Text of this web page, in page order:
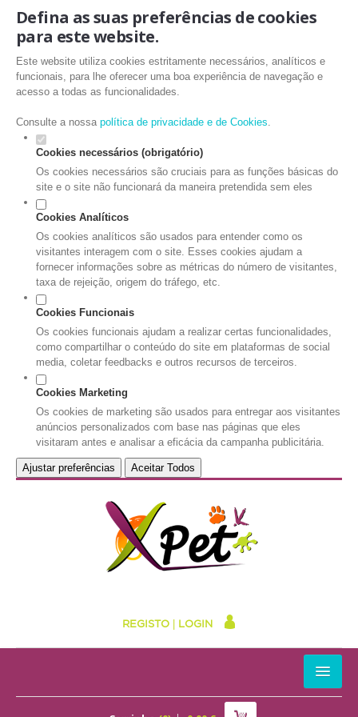
Defina as suas preferências de cookies
para este website.
Este website utiliza cookies estritamente necessários, analíticos e
funcionais, para lhe oferecer uma boa experiência de navegação e
acesso a todas as funcionalidades.
Consulte a nossa política de privacidade e de Cookies.
Cookies necessários (obrigatório)
Os cookies necessários são cruciais para as funções básicas do
site e o site não funcionará da maneira pretendida sem eles
Cookies Analíticos
Os cookies analíticos são usados para entender como os
visitantes interagem com o site. Esses cookies ajudam a
fornecer informações sobre as métricas do número de visitantes,
taxa de rejeição, origem do tráfego, etc.
Cookies Funcionais
Os cookies funcionais ajudam a realizar certas funcionalidades,
como compartilhar o conteúdo do site em plataformas de social
media, coletar feedbacks e outros recursos de terceiros.
Cookies Marketing
Os cookies de marketing são usados para entregar aos visitantes
anúncios personalizados com base nas páginas que eles
visitaram antes e analisar a eficácia da campanha publicitária.
Ajustar preferências Aceitar Todos
REGISTO LOGIN